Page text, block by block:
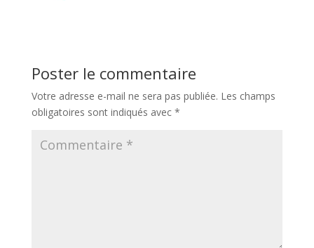
Poster le commentaire
Votre adresse e-mail ne sera pas publiée. Les champs
obligatoires sont indiqués avec *